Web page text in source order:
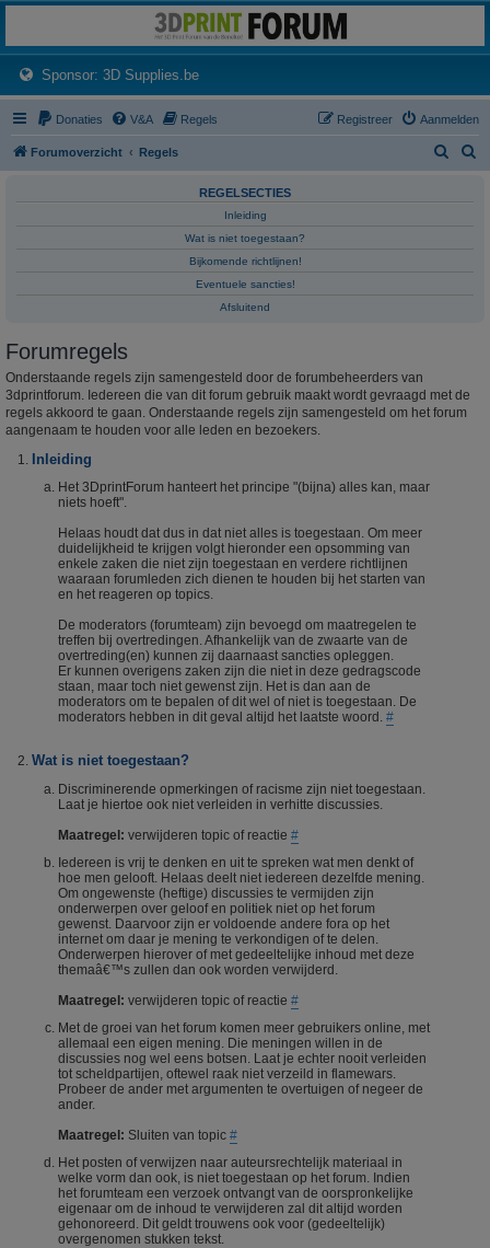
Het 3D print forum van de Benelux na de sluiting van 3dprintforum.nl
Sponsor: 3D Supplies.be(Opens a new tab)
Donaties V&A Regels Aanmelden
Registreer
Forumoverzicht Regels
e
REGELSECTIES
Inleiding
Wat is niet toegestaan?
Bijkomende richtlijnen!
Eventuele sancties!
Afsluitend
Forumregels
Onderstaande regels zijn samengesteld door de forumbeheerders van
3dprintforum. Iedereen die van dit forum gebruik maakt wordt gevraagd met de
regels akkoord te gaan. Onderstaande regels zijn samengesteld om het forum
aangenaam te houden voor alle leden en bezoekers.
Inleiding
Het 3DprintForum hanteert het principe "(bijna) alles kan, maar
niets hoeft".
Helaas houdt dat dus in dat niet alles is toegestaan. Om meer
duidelijkheid te krijgen volgt hieronder een opsomming van
enkele zaken die niet zijn toegestaan en verdere richtlijnen
waaraan forumleden zich dienen te houden bij het starten van
en het reageren op topics.
De moderators (forumteam) zijn bevoegd om maatregelen te
treffen bij overtredingen. Afhankelijk van de zwaarte van de
overtreding(en) kunnen zij daarnaast sancties opleggen.
Er kunnen overigens zaken zijn die niet in deze gedragscode
staan, maar toch niet gewenst zijn. Het is dan aan de
moderators om te bepalen of dit wel of niet is toegestaan. De
moderators hebben in dit geval altijd het laatste woord. #
Wat is niet toegestaan?
Discriminerende opmerkingen of racisme zijn niet toegestaan.
Laat je hiertoe ook niet verleiden in verhitte discussies.
Maatregel: verwijderen topic of reactie #
Iedereen is vrij te denken en uit te spreken wat men denkt of
hoe men gelooft. Helaas deelt niet iedereen dezelfde mening.
Om ongewenste (heftige) discussies te vermijden zijn
onderwerpen over geloof en politiek niet op het forum
gewenst. Daarvoor zijn er voldoende andere fora op het
internet om daar je mening te verkondigen of te delen.
Onderwerpen hierover of met gedeeltelijke inhoud met deze
themaâ€™s zullen dan ook worden verwijderd.
Maatregel: verwijderen topic of reactie #
Met de groei van het forum komen meer gebruikers online, met
allemaal een eigen mening. Die meningen willen in de
discussies nog wel eens botsen. Laat je echter nooit verleiden
tot scheldpartijen, oftewel raak niet verzeild in flamewars.
Probeer de ander met argumenten te overtuigen of negeer de
ander.
Maatregel: Sluiten van topic #
Het posten of verwijzen naar auteursrechtelijk materiaal in
welke vorm dan ook, is niet toegestaan op het forum. Indien
het forumteam een verzoek ontvangt van de oorspronkelijke
eigenaar om de inhoud te verwijderen zal dit altijd worden
gehonoreerd. Dit geldt trouwens ook voor (gedeeltelijk)
overgenomen stukken tekst.